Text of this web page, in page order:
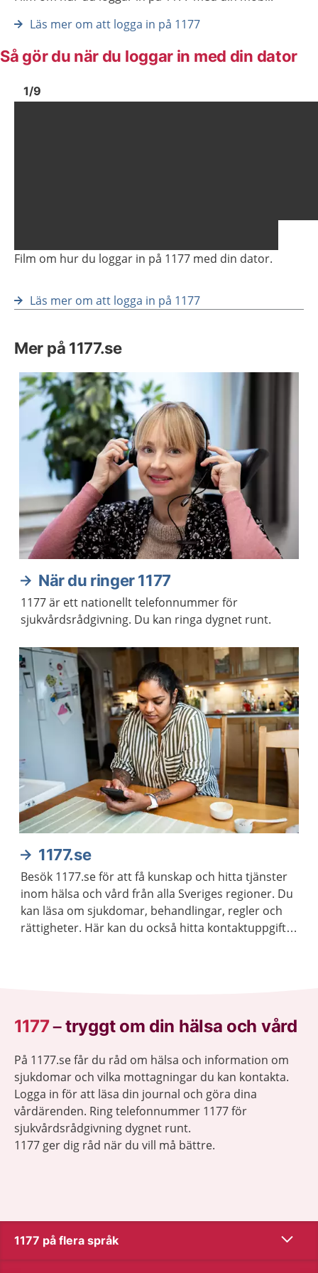
Läs mer om att logga in på 1177
Så gör du när du loggar in med din dator
Bild1
Film om hur du loggar in på 1177 med din dator.
Läs mer om att logga in på 1177
1/9
Mer på 1177.se
När du ringer 1177
1177 är ett nationellt telefonnummer för
sjukvårdsrådgivning. Du kan ringa dygnet runt.
1177.se
Besök 1177.se för att få kunskap och hitta tjänster
inom hälsa och vård från alla Sveriges regioner. Du
kan läsa om sjukdomar, behandlingar, regler och
rättigheter. Här kan du också hitta kontaktuppgifter
1177–tryggt om din hälsa och vård
På 1177.se får du råd om hälsa och information om
sjukdomar och vilka mottagningar du kan kontakta.
Logga in för att läsa din journal och göra dina
vårdärenden. Ring telefonnummer 1177 för
sjukvårdsrådgivning dygnet runt.
1177 ger dig råd när du vill må bättre.
1177 på flera språk Visa